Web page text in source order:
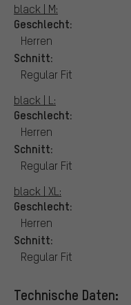
black | M:
Geschlecht:
Herren
Schnitt:
Regular Fit
black | L:
Geschlecht:
Herren
Schnitt:
Regular Fit
black | XL:
Geschlecht:
Herren
Schnitt:
Regular Fit
Technische Daten: